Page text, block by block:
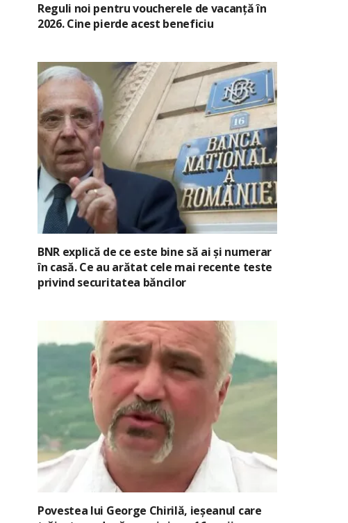
Reguli noi pentru voucherele de vacanță în
2026. Cine pierde acest beneficiu
BNR explică de ce este bine să ai și numerar
în casă. Ce au arătat cele mai recente teste
privind securitatea băncilor
Povestea lui George Chirilă, ieșeanul care